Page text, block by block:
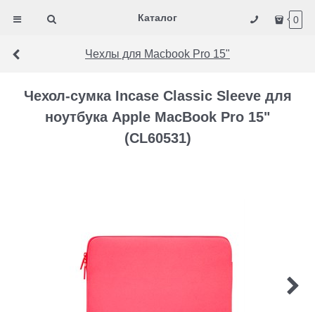
Каталог 0
Чехлы для Macbook Pro 15"
Чехол-сумка Incase Classic Sleeve для
ноутбука Apple MacBook Pro 15"
(CL60531)